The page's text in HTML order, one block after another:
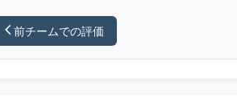
前チームでの評価